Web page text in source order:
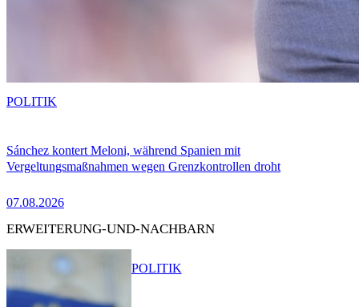
Sánchez kontert Meloni, während Spanien mit
Vergeltungsmaßnahmen wegen Grenzkontrollen droht
07.08.2026
POLITIK
ERWEITERUNG-UND-NACHBARN
POLITIK